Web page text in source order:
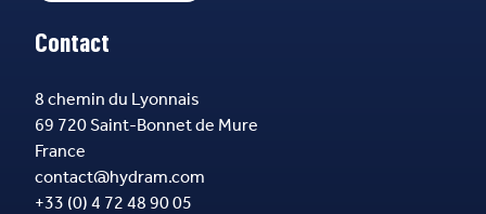
Contact
8 chemin du Lyonnais
69 720 Saint-Bonnet de Mure
France
contact@hydram.com
+33 (0) 4 72 48 90 05